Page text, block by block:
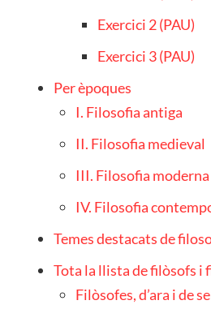
Exercici 2 (PAU)
Exercici 3 (PAU)
Per èpoques
I. Filosofia antiga
II. Filosofia medieval
III. Filosofia moderna
IV. Filosofia
Temes destacats de
Tota la llista de filòsofs i
Filòsofes, d’ara i de